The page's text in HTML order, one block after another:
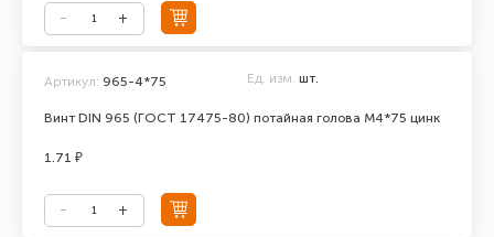
Винт DIN 965 (ГОСТ 17475-80) потайная голова М4*75 цинк
Артикул: 965-4*75 Ед. изм. шт.
1.71 ₽